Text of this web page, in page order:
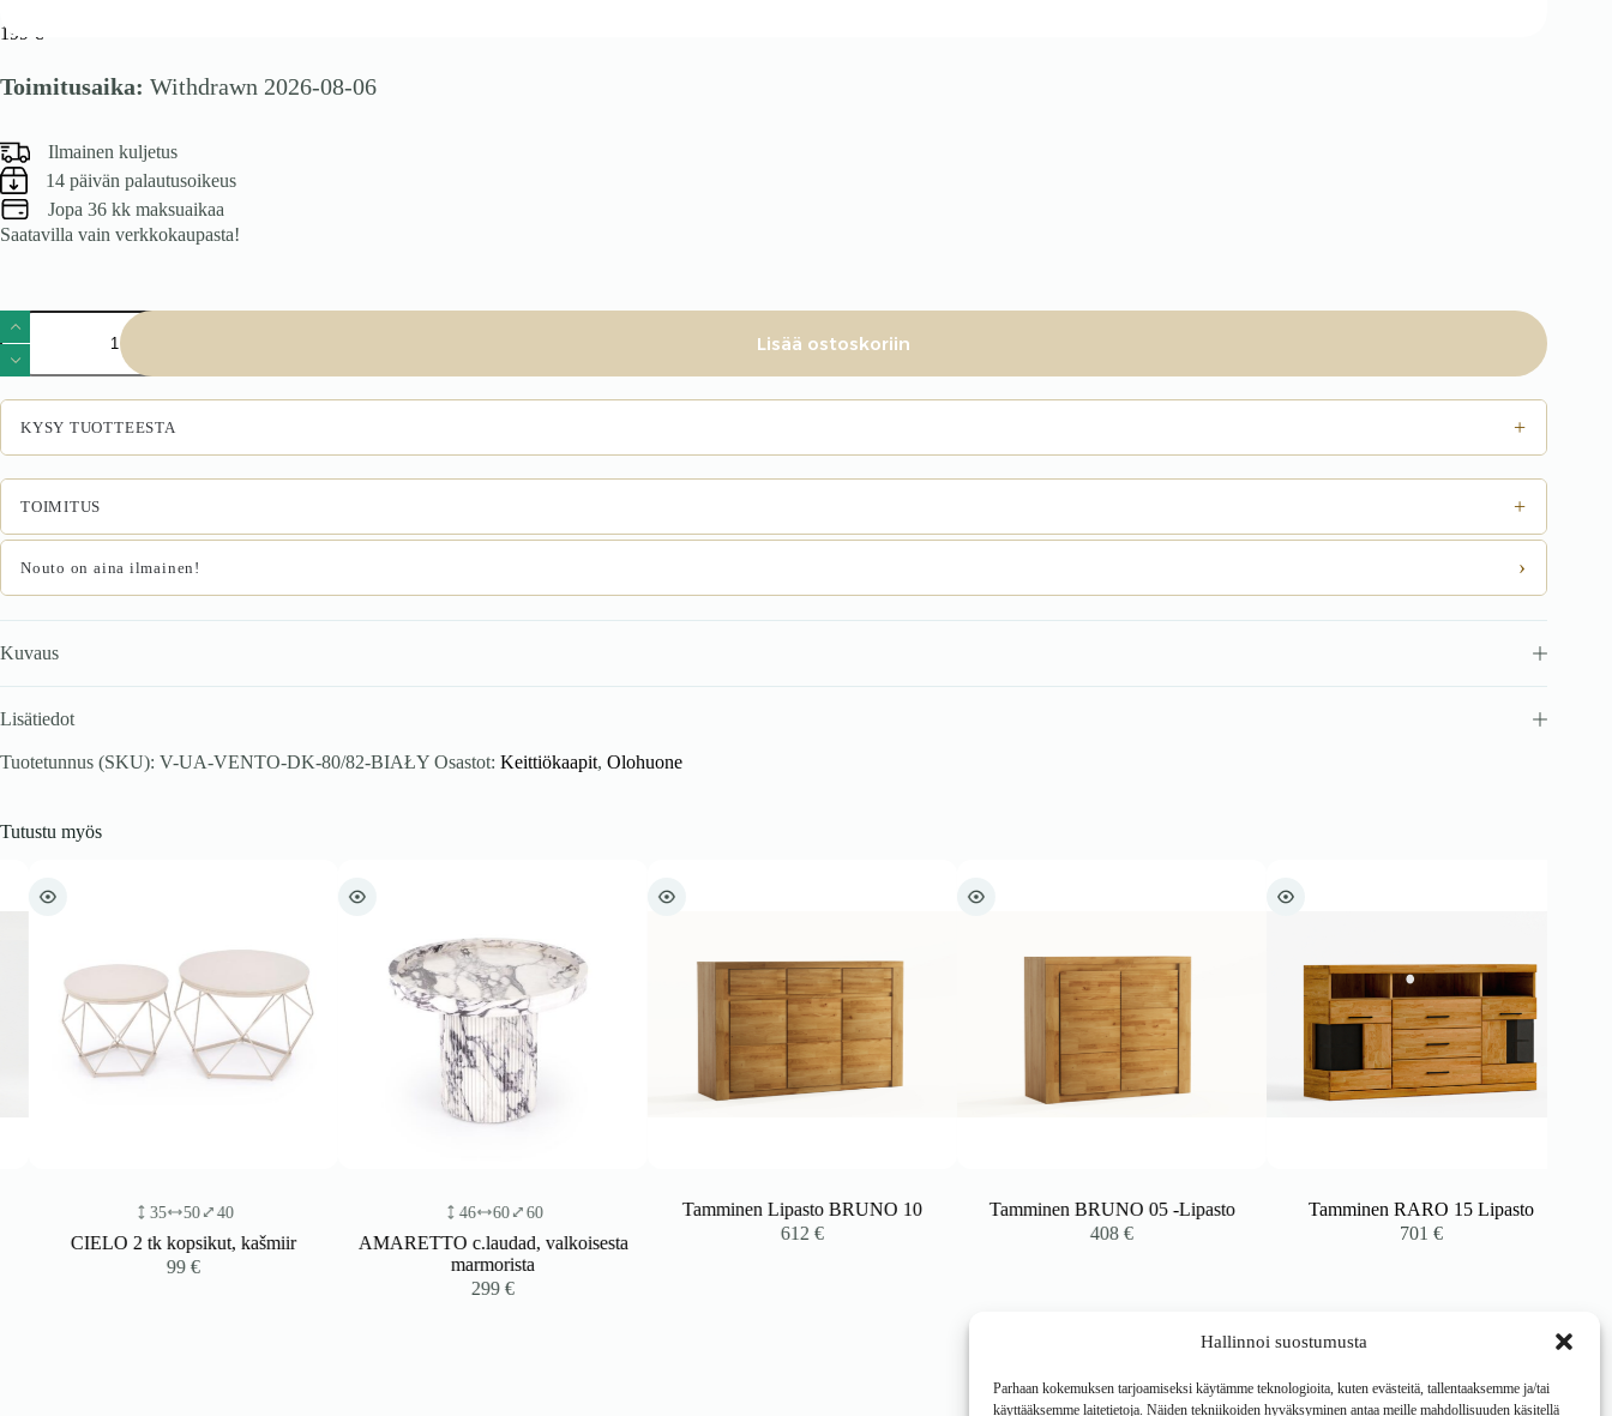
Hallinnoi suostumusta
Parhaan kokemuksen tarjoamiseksi käytämme teknologioita, kuten evästeitä, tallentaaksemme ja/tai
käyttääksemme laitetietoja. Näiden tekniikoiden hyväksyminen antaa meille mahdollisuuden käsitellä
199 €
Toimitusaika: Withdrawn 2026-08-06
Ilmainen kuljetus
14 päivän palautusoikeus
Jopa 36 kk maksuaikaa
Saatavilla vain verkkokaupasta!
VENTO
DK-
80/82
altaakaappi,
väri:
valkoinen
Lisää ostoskoriin
KYSY TUOTTEESTA +
TOIMITUS +
Nouto on aina ilmainen! ›
Kuvaus
Lisätiedot
Tuotetunnus (SKU): V-UA-VENTO-DK-80/82-BIAŁY Osastot: Keittiökaapit, Olohuone
Tutustu myös
Tamminen BRUNO 05 -Lipasto
408€
Tamminen RARO 15 Lipasto
701€
35 50 40
CIELO 2 tk kopsikut, kašmiir
99€
46 60 60
AMARETTO c.laudad, valkoisesta
marmorista
299€
Tamminen Lipasto BRUNO 10
612€